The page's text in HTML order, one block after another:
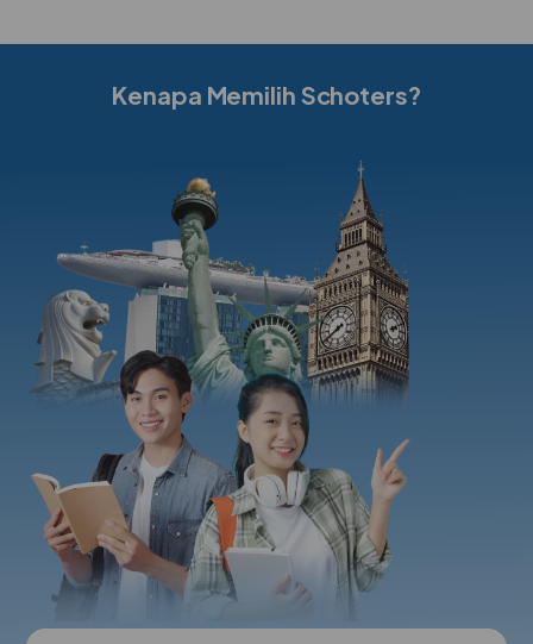
Kenapa Memilih Schoters?